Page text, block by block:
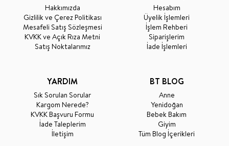
Hakkımızda
Gizlilik ve Çerez Politikası
Mesafeli Satış Sözleşmesi
KVKK ve Açık Rıza Metni
Satış Noktalarımız
Hesabım
Üyelik İşlemleri
İşlem Rehberi
Siparişlerim
İade İşlemleri
YARDIM
Sık Sorulan Sorular
Kargom Nerede?
KVKK Başvuru Formu
İade Taleplerim
İletişim
BT BLOG
Anne
Yenidoğan
Bebek Bakım
Giyim
Tüm Blog İçerikleri